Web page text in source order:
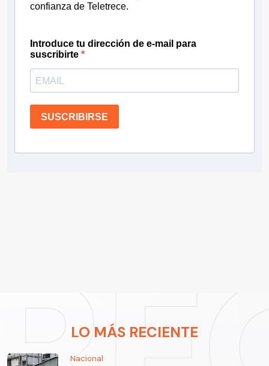
confianza de Teletrece.
Introduce tu dirección de e-mail para
suscribirte
SUSCRIBIRSE
LO MÁS RECIENTE
Nacional